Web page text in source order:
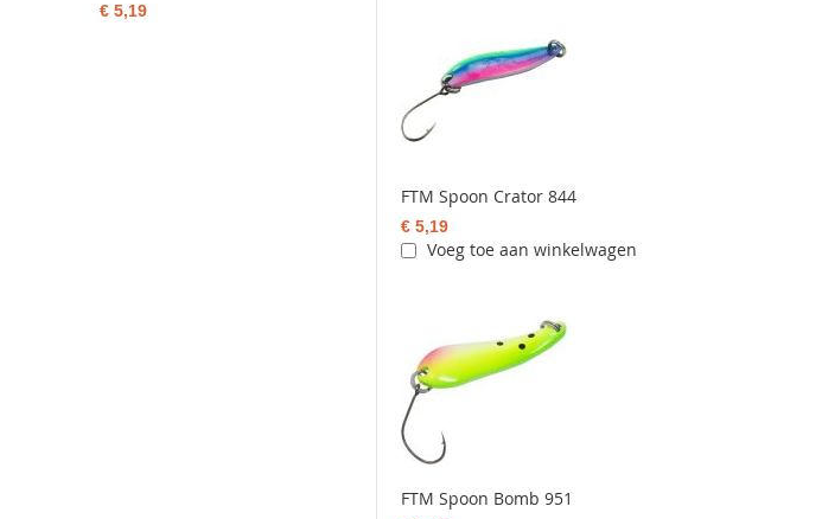
FTM Spoon Crator 844
€ 5,19
Voeg toe aan winkelwagen
FTM Spoon Bomb 951
€ 5,19